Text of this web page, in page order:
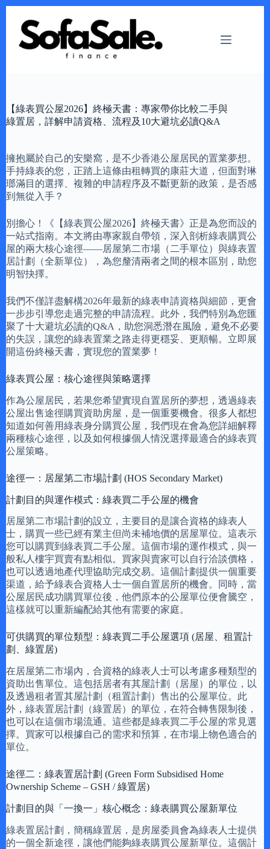
content
【綠表買公屋2026】終極天書：專家帶你比較二手與
綠置居，詳解申請資格、流程及10大避坑必讀Q&A
擁抱屬於自己的安樂窩，是不少香港公屋居民的置業夢想。
手持綠表的您，正踏上這條由租轉買的康莊大道，但面對琳
瑯滿目的選擇、複雜的申請程序及不斷更新的政策，是否感
到無從入手？
別擔心！《【綠表買公屋2026】終極天書》正是為您而設的
一站式指南。本文將由專家親自帶領，深入剖析綠表購買公
屋的兩大核心途徑——居屋第二市場（二手單位）與綠表置
居計劃（全新單位），為您釐清兩者之間的根本區別，助您
明智抉擇。
我們不僅詳盡解構2026年最新的綠表申請資格與細節，更會
一步步引導您走過完整的申請流程。此外，我們特別為您匯
聚了十大避坑必讀的Q&A，助您洞悉潛在風險，避免不必要
的失誤，讓您的綠表置業之路走得更穩妥、更順暢。立即展
開這份終極天書，實現您的置業夢！
綠表買公屋：核心途徑與策略選擇
作為公屋居民，若果您希望實現自置居所的夢想，透過綠表
公屋出售途徑購買資助房屋，是一個重要機會。很多人都想
知道如何善用綠表身分購買公屋，我們現在會為您詳細解釋
兩種核心途徑，以及如何根據個人情況選擇最適合的綠表買
公屋策略。
途徑一：居屋第二市場計劃 (HOS Secondary Market)
計劃目的與運作模式：綠表買二手公屋的機會
居屋第二市場計劃的設立，主要目的是讓合資格的綠表人
士，購買一些已經有業主但尚未補地價的居屋單位。這表示
您可以購買到綠表買二手公屋。這個市場的運作模式，與一
般私人樓宇買賣有點相似。買家與賣家可以自行洽談價格，
也可以透過地產代理協助完成交易。這個計劃提供一個重要
渠道，給予綠表合資格人士一個自置居所的機會。同時，當
公屋居民成功購買單位後，他們原本的公屋單位便會騰空，
這樣就可以重新編配給其他有需要的家庭。
可供購買的單位類型：綠表買二手公屋選項 (居屋、租置計
劃、綠置居)
在居屋第二市場內，合資格的綠表人士可以考慮多種類型的
資助出售單位。這包括居者有其屋計劃（居屋）的單位，以
及透過租者置其屋計劃（租置計劃）售出的公屋單位。此
外，綠表置居計劃（綠置居）的單位，在符合轉售限制後，
也可以在這個市場流通。這些都是綠表買二手公屋的常見選
擇。買家可以根據自己的需求和預算，在市場上物色適合的
單位。
途徑二：綠表置居計劃 (Green Form Subsidised Home
Ownership Scheme – GSH / 綠置居)
計劃目的與「一換一」核心概念：綠表購買公屋新單位
綠表置居計劃，簡稱綠置居，是房屋委員會為綠表人士提供
的一個全新途徑，讓他們能夠綠表購買公屋新單位。這個計